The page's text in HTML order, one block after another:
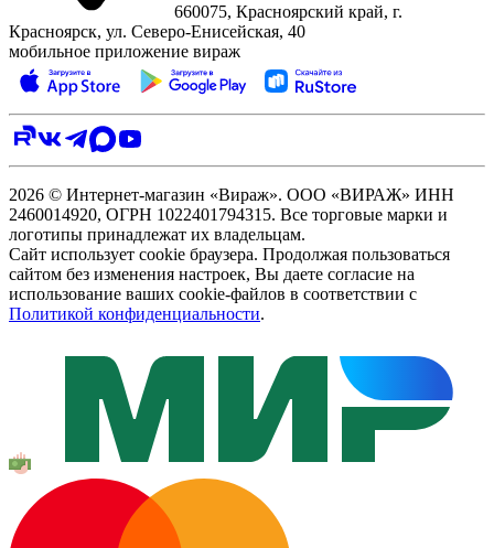
660075, Красноярский край, г.
Красноярск, ул. Северо‑Енисейская, 40
мобильное приложение вираж
2026 © Интернет-магазин «Вираж». ООО «ВИРАЖ» ИНН
2460014920, ОГРН 1022401794315. Все торговые марки и
логотипы принадлежат их владельцам.
Сайт использует cookie браузера. Продолжая пользоваться
сайтом без изменения настроек, Вы даете согласие на
использование ваших cookie-файлов в соответствии с
Политикой конфиденциальности.